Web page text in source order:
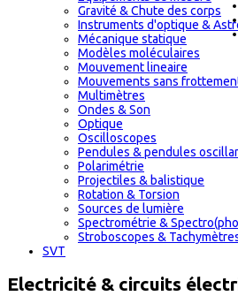
Gravité & Chute des corps
Instruments d'optique &
Mécanique statique
Modèles moléculaires
Mouvement lineaire
Mouvements sans
Multimètres
Ondes & Son
Optique
Oscilloscopes
Pendules & pendules
Polarimétrie
Projectiles & balistique
Rotation & Torsion
Sources de lumière
Spectrométrie &
Stroboscopes &
SVT
Electricité & circuits